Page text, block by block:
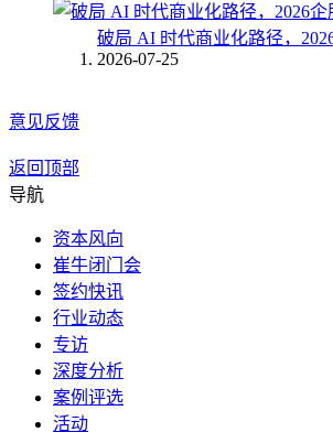
破局 AI 时代商业化路径，
2026-07-25
意见反馈
返回顶部
导航
资本风向
崔牛闭门会
签约快讯
行业动态
专访
深度分析
案例评选
活动